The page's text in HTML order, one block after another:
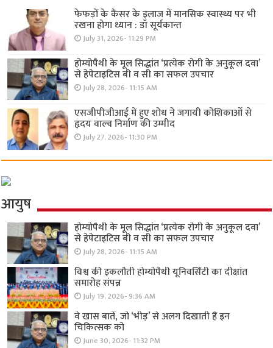
फेफड़ों के कैंसर के इलाज में मानसिक स्वास्थ्य पर भी
रखना होगा ध्यान : डॉ सूर्यकान्त
July 31, 2026- 11:29 PM
होम्योपैथी के मूल सिद्धांत ‘प्रत्येक रोगी केे अनुकूल दवा’
से हेपेटाइटिस बी व सी का सफल उपचार
July 28, 2026- 11:15 AM
एसजीपीजीआई में हुए शोध ने जगायी कोशिकाओं से
हृदय वाल्व निर्माण की उम्मीद
July 27, 2026- 11:30 PM
आयुष
होम्योपैथी के मूल सिद्धांत ‘प्रत्येक रोगी केे अनुकूल दवा’
से हेपेटाइटिस बी व सी का सफल उपचार
July 28, 2026- 11:15 AM
विश्व की इकलौती होम्योपैथी यूनिवर्सिटी का दीक्षांत
समारोह संपन्न
July 19, 2026- 9:36 AM
वे खास बातें, जो ‘भीड़’ से अलग दिखाती हैं इन
चिकित्सक को
June 30, 2026- 11:32 PM